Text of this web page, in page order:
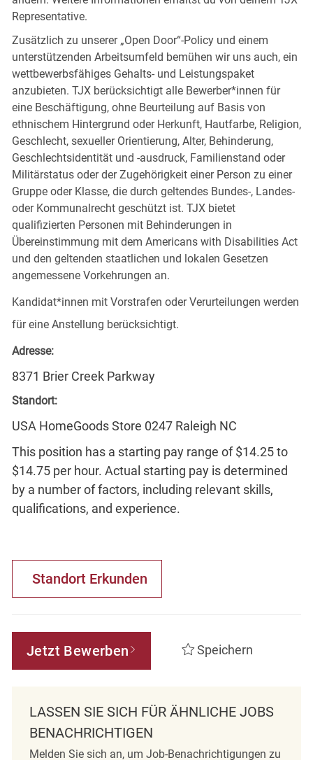
Representative.
Zusätzlich zu unserer „Open Door“-Policy und einem
unterstützenden Arbeitsumfeld bemühen wir uns auch, ein
wettbewerbsfähiges Gehalts- und Leistungspaket
anzubieten. TJX berücksichtigt alle Bewerber*innen für
eine Beschäftigung, ohne Beurteilung auf Basis von
ethnischem Hintergrund oder Herkunft, Hautfarbe, Religion,
Geschlecht, sexueller Orientierung, Alter, Behinderung,
Geschlechtsidentität und -ausdruck, Familienstand oder
Militärstatus oder der Zugehörigkeit einer Person zu einer
Gruppe oder Klasse, die durch geltendes Bundes-, Landes-
oder Kommunalrecht geschützt ist. TJX bietet
qualifizierten Personen mit Behinderungen in
Übereinstimmung mit dem Americans with Disabilities Act
und den geltenden staatlichen und lokalen Gesetzen
angemessene Vorkehrungen an.
Kandidat*innen mit Vorstrafen oder Verurteilungen werden
für eine Anstellung berücksichtigt.
Adresse:
8371 Brier Creek Parkway
Standort:
USA HomeGoods Store 0247 Raleigh NC
This position has a starting pay range of $14.25 to
$14.75 per hour. Actual starting pay is determined
by a number of factors, including relevant skills,
qualifications, and experience.
Standort Erkunden
Jetzt Bewerben Speichern
LASSEN SIE SICH FÜR ÄHNLICHE JOBS
BENACHRICHTIGEN
Melden Sie sich an, um Job-Benachrichtigungen zu